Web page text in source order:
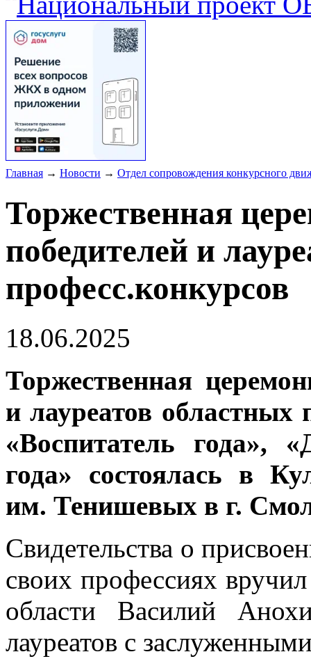
Главная → Новости → Отдел сопровождения конкурсного
Торжественная
победителей и
професс.конкурсов
18.06.2025
Торжественная
и лауреатов областных
«Воспитатель года»,
года» состоялась в
им. Тенишевых в г.
Свидетельства о
своих профессиях
области Василий
лауреатов с